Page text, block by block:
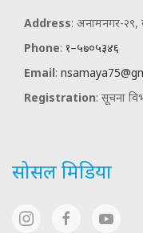
Address: अनामनगर-२९,
Phone: १–५७०५३४६
Email:
Registration: सूचना
सोसल मिडिया